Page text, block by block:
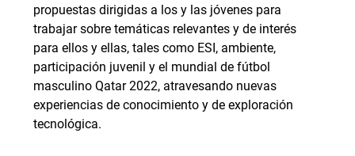
propuestas dirigidas a los y las jóvenes para
trabajar sobre temáticas relevantes y de interés
para ellos y ellas, tales como ESI, ambiente,
participación juvenil y el mundial de fútbol
masculino Qatar 2022, atravesando nuevas
experiencias de conocimiento y de exploración
tecnológica.